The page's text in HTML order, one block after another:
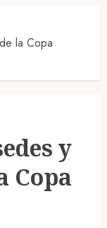
la Copa
y
Copa